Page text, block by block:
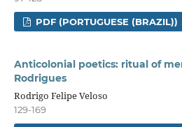
PDF (PORTUGUESE (BRAZIL))
Anticolonial poetics: ritual of
Rodrigues
Rodrigo Felipe Veloso
129-169